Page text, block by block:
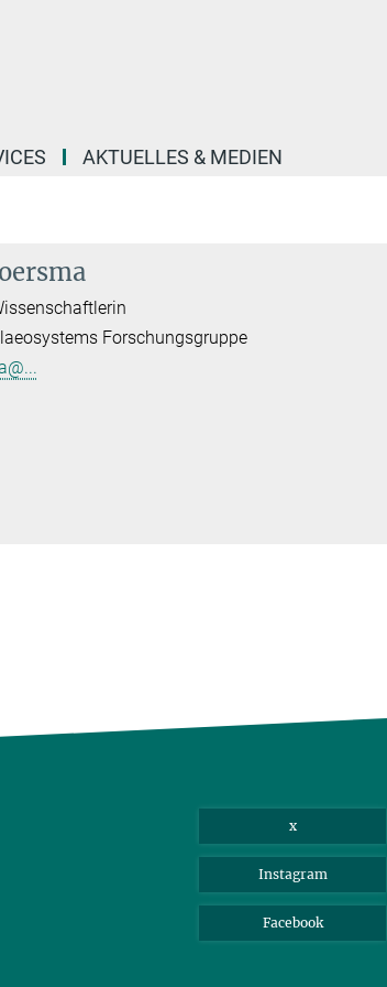
AKTUELLES & MEDIEN
Forschungsgruppe
x
Instagram
Facebook